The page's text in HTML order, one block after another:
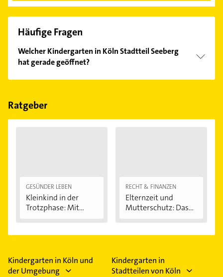
Häufige Fragen
Welcher Kindergarten in Köln Stadtteil Seeberg
hat gerade geöffnet?
Im Anbieter-Bereich finden Sie alleÖffnungszeiten.
Feiertagen abweichen können.
Ratgeber
GESÜNDER LEBEN
Kleinkind in der
Trotzphase: Mit...
RECHT & FINANZEN
Elternzeit und
Mutterschutz: Das...
Kindergarten in Köln und
der Umgebung
Kindergarten in
Stadtteilen von Köln